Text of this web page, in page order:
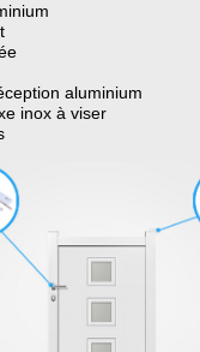
aluminium
inox à viser